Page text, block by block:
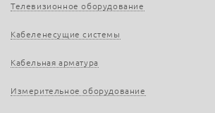
Телевизионное оборудование
Кабеленесущие системы
Кабельная арматура
Измерительное оборудование